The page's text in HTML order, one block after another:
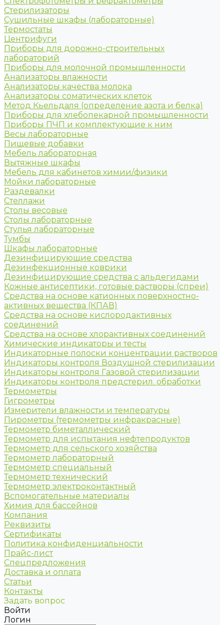
Стерилизаторы
Сушильные шкафы (лабораторные)
Термостаты
Центрифуги
Приборы для дорожно-строительных
лабораторий
Приборы для молочной промышленности
Анализаторы влажности
Анализаторы качества молока
Анализаторы соматических клеток
Метод Кьельдаля (определение азота и белка)
Приборы для хлебопекарной промышленности
Приборы ПЧП и комплектующие к ним
Весы лабораторные
Пищевые добавки
Мебель лабораторная
Вытяжные шкафы
Мебель для кабинетов химии/физики
Мойки лабораторные
Раздевалки
Стеллажи
Столы весовые
Столы лабораторные
Стулья лабораторные
Тумбы
Шкафы лабораторные
Дезинфицирующие средства
Дезинфекционные коврики
Дезинфицирующие средства с альдегидами
Кожные антисептики, готовые растворы (спреи)
Средства на основе катионных поверхностно-
активных вещества (КПАВ)
Средства на основе кислородактивных
соединений
Средства на основе хлорактивных соединений
Химические индикаторы и тесты
Индикаторные полоски концентрации растворов
Индикаторы контроля Воздушной стерилизации
Индикаторы контроля Газовой стерилизации
Индикаторы контроля предстерил. обработки
Термометры
Гигрометры
Измерители влажности и температуры
Пирометры (термометры инфракрасные)
Термометр биметаллический
Термометр для испытания нефтепродуктов
Термометр для сельского хозяйства
Термометр лабораторный
Термометр специальный
Термометр технический
Термометр электроконтактный
Вспомогательные материалы
Химия для бассейнов
Компания
Реквизиты
Сертификаты
Политика конфиденциальности
Прайс-лист
Спецпредложения
Доставка и оплата
Статьи
Контакты
Задать вопрос
Войти
Логин